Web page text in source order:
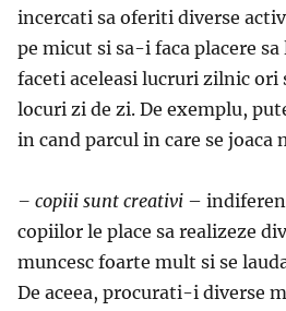
incercati sa oferiti diverse
pe micut si sa-i faca placere
faceti aceleasi lucruri zilnic ori
locuri zi de zi. De exemplu,
in cand parcul in care se joaca
– copiii sunt creativi –
copiilor le place sa realizeze
muncesc foarte mult si se
De aceea, procurati-i diverse